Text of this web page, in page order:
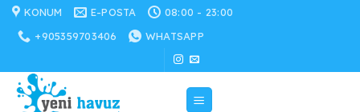
İçeriğe
atla
KONUM E-POSTA
08:00 - 23:00
+905359703406
WHATSAPP